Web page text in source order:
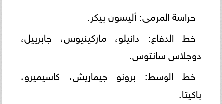
حراسة المرمى: أليسون بيكر.
خط الدفاع: دانيلو، ماركينيوس، جابرييل،
دوجلاس سانتوس.
خط الوسط: برونو جيماريش، كاسيميرو،
باكيتا.